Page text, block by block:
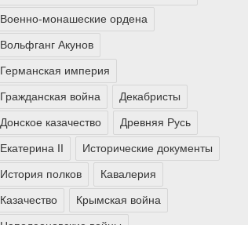
Военно-монашеские ордена
Вольфганг Акунов
Германская империя
Гражданская война Декабристы
Донское казачество Древняя Русь
Екатерина II Исторические документы
История полков Кавалерия
Казачество Крымская война